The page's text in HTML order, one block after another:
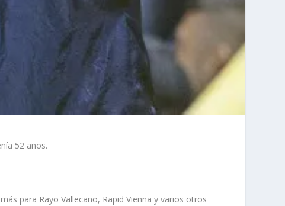
52 años.
para Rayo Vallecano, Rapid Vienna y varios otros